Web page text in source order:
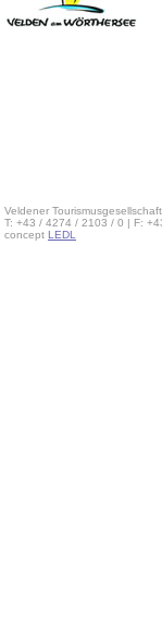
Veldener
T: +43 / 4274 / 2103 / 0 | F:
concept LEDL